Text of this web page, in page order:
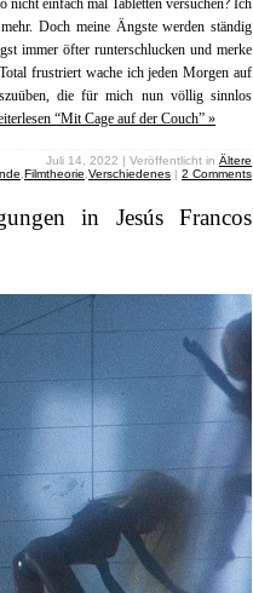
einfach mal Tabletten versuchen? Ich
Doch meine Ängste werden ständig
immer öfter runterschlucken und merke
frustriert wache ich jeden Morgen auf
die für mich nun völlig sinnlos
“Mit Cage auf der Couch” »
Juli 14, 2022 | Veröffentlicht in Ältere
Filmtheorie Verschiedenes | 2 Comments
in Jesús Francos